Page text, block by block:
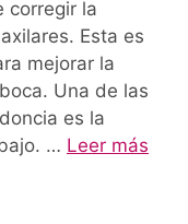
corregir la
Esta es
mejorar la
Una de las
es la
… Leer más